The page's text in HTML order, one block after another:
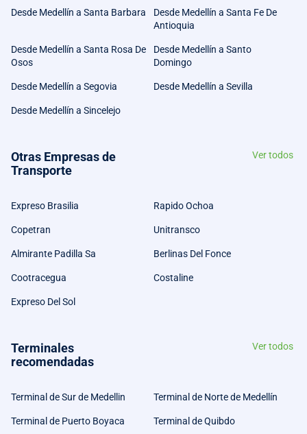
Desde Medellín a Santa Barbara
Desde Medellín a Santa Fe De
Antioquia
Desde Medellín a Santa Rosa De
Osos
Desde Medellín a Santo
Domingo
Desde Medellín a Segovia Desde Medellín a Sevilla
Desde Medellín a Sincelejo
Otras Empresas de
Transporte
Ver todos
Expreso Brasilia Rapido Ochoa
Copetran Unitransco
Almirante Padilla Sa Berlinas Del Fonce
Cootracegua Costaline
Expreso Del Sol
Terminales
recomendadas
Ver todos
Terminal de Sur de Medellin Terminal de Norte de Medellín
Terminal de Puerto Boyaca Terminal de Quibdo